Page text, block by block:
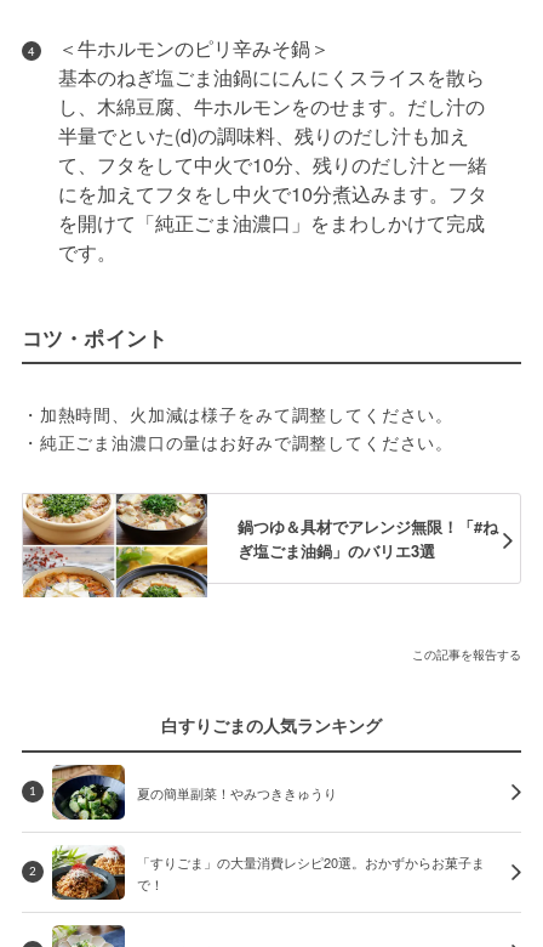
4
＜牛ホルモンのピリ辛みそ鍋＞
基本のねぎ塩ごま油鍋ににんにくスライスを散ら
し、木綿豆腐、牛ホルモンをのせます。だし汁の
半量でといた(d)の調味料、残りのだし汁も加え
て、フタをして中火で10分、残りのだし汁と一緒
にを加えてフタをし中火で10分煮込みます。フタ
を開けて「純正ごま油濃口」をまわしかけて完成
です。
コツ・ポイント
・加熱時間、火加減は様子をみて調整してください。
・純正ごま油濃口の量はお好みで調整してください。
鍋つゆ＆具材でアレンジ無限！「#ね
ぎ塩ごま油鍋」のバリエ3選
この記事を報告する
白すりごまの人気ランキング
1 夏の簡単副菜！やみつききゅうり
2
「すりごま」の大量消費レシピ20選。おかずからお菓子ま
で！